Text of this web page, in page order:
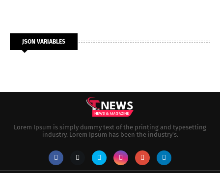
JSON VARIABLES
Lorem Ipsum is simply dummy text of the printing and typesetting
industry. Lorem Ipsum has been the industry's.